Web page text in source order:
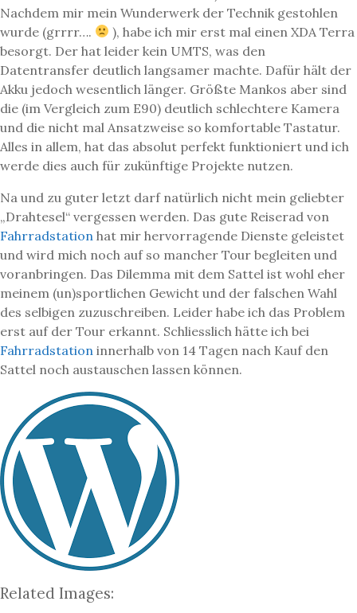
Nachdem mir mein Wunderwerk der Technik gestohlen
wurde (grrrr….
), habe ich mir erst mal einen XDA Terra
besorgt. Der hat leider kein UMTS, was den
Datentransfer deutlich langsamer machte. Dafür hält der
Akku jedoch wesentlich länger. Größte Mankos aber sind
die (im Vergleich zum E90) deutlich schlechtere Kamera
und die nicht mal Ansatzweise so komfortable Tastatur.
Alles in allem, hat das absolut perfekt funktioniert und ich
werde dies auch für zukünftige Projekte nutzen.
Na und zu guter letzt darf natürlich nicht mein geliebter
„Drahtesel“ vergessen werden. Das gute Reiserad von
Fahrradstation hat mir hervorragende Dienste geleistet
und wird mich noch auf so mancher Tour begleiten und
voranbringen. Das Dilemma mit dem Sattel ist wohl eher
meinem (un)sportlichen Gewicht und der falschen Wahl
des selbigen zuzuschreiben. Leider habe ich das Problem
erst auf der Tour erkannt. Schliesslich hätte ich bei
Fahrradstation innerhalb von 14 Tagen nach Kauf den
Sattel noch austauschen lassen können.
Related Images: